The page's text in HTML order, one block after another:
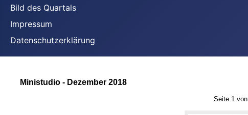
Bild des Quartals
Impressum
Datenschutzerklärung